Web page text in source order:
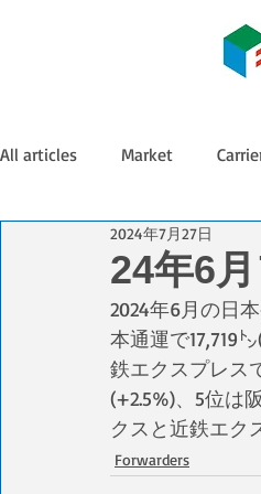
All articles Market
24年6
2024年7月27日
2024年6月の日
本通運で17,719
鉄エクスプレス
(+2.5%)、5位は
クスと近鉄エク
Forwarders